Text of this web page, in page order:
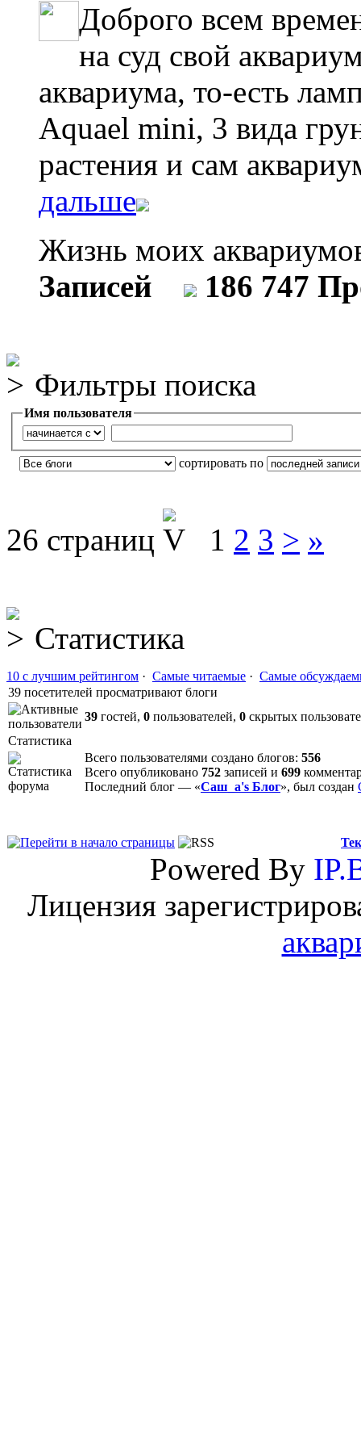
Доброго всем
на суд свой
аквариума, то-есть
Aquael mini, 3 вида
растения и сам
дальше
Жизнь моих
Записей
186 747
Фильтры поиска
Имя пользователя
сортировать по
26 страниц 1 2 3 > »
Статистика
10 с лучшим рейтингом · Самые читаемые · Самые
39 посетителей просматривают блоги
39 гостей, 0 пользователей, 0 скрытых
Статистика
Всего пользователями создано блогов: 556
Всего опубликовано 752 записей и 699
Последний блог — «Саш_а's Блог», был создан
Powered By
Лицензия